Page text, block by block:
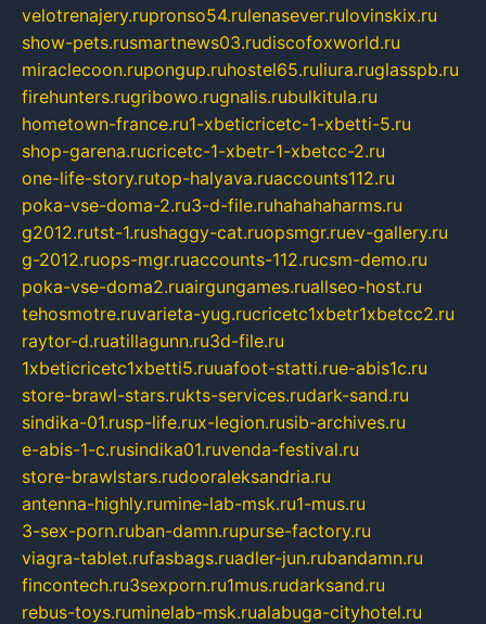
velotrenajery.rupronso54.rulenasever.rulovinskix.ru
show-pets.rusmartnews03.rudiscofoxworld.ru
miraclecoon.rupongup.ruhostel65.ruliura.ruglasspb.ru
firehunters.rugribowo.rugnalis.rubulkitula.ru
hometown-france.ru1-xbeticricetc-1-xbetti-5.ru
shop-garena.rucricetc-1-xbetr-1-xbetcc-2.ru
one-life-story.rutop-halyava.ruaccounts112.ru
poka-vse-doma-2.ru3-d-file.ruhahahaharms.ru
g2012.rutst-1.rushaggy-cat.ruopsmgr.ruev-gallery.ru
g-2012.ruops-mgr.ruaccounts-112.rucsm-demo.ru
poka-vse-doma2.ruairgungames.ruallseo-host.ru
tehosmotre.ruvarieta-yug.rucricetc1xbetr1xbetcc2.ru
raytor-d.ruatillagunn.ru3d-file.ru
1xbeticricetc1xbetti5.ruuafoot-statti.rue-abis1c.ru
store-brawl-stars.rukts-services.rudark-sand.ru
sindika-01.rusp-life.rux-legion.rusib-archives.ru
e-abis-1-c.rusindika01.ruvenda-festival.ru
store-brawlstars.rudooraleksandria.ru
antenna-highly.rumine-lab-msk.ru1-mus.ru
3-sex-porn.ruban-damn.rupurse-factory.ru
viagra-tablet.rufasbags.ruadler-jun.rubandamn.ru
fincontech.ru3sexporn.ru1mus.rudarksand.ru
rebus-toys.ruminelab-msk.rualabuga-cityhotel.ru